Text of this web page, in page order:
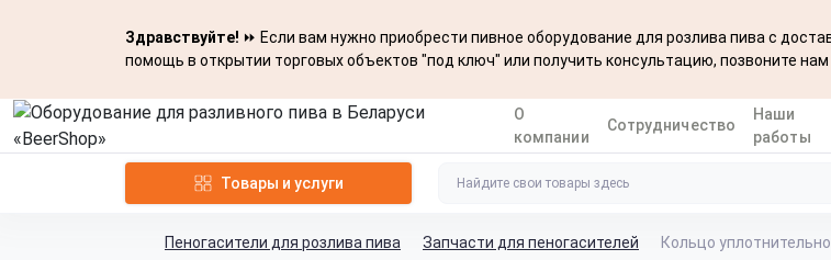
Здравствуйте! ⏩ Если вам нужно приобрести пивное оборудование для розлива пива с
помощь в открытии торговых объектов "под ключ" или получить консультацию, позвоните
О
компании
Сотрудничество
Наши
работы
Товары и услуги
Пеногасители для розлива пива Запчасти для пеногасителей Кольцо